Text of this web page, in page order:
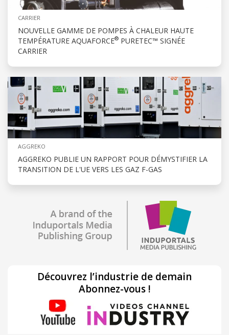
CARRIER
NOUVELLE GAMME DE POMPES À CHALEUR HAUTE
TEMPÉRATURE AQUAFORCE® PURETEC™ SIGNÉE
CARRIER
AGGREKO
AGGREKO PUBLIE UN RAPPORT POUR DÉMYSTIFIER LA
TRANSITION DE L'UE VERS LES GAZ F-GAS
Découvrez l’industrie de demain
Abonnez-vous !